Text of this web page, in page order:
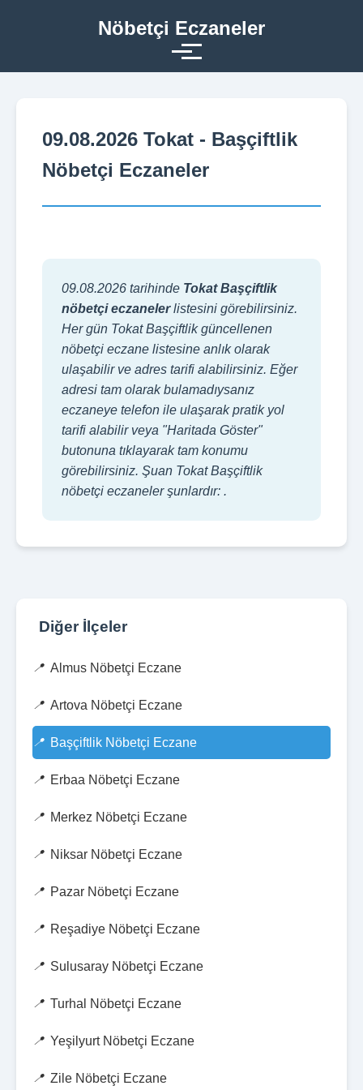
Nöbetçi Eczaneler
09.08.2026 Tokat - Başçiftlik
Nöbetçi Eczaneler
09.08.2026 tarihinde Tokat Başçiftlik
nöbetçi eczanelerlistesini görebilirsiniz.
Her gün Tokat Başçiftlik güncellenen
nöbetçi eczane listesine anlık olarak
ulaşabilir ve adres tarifi alabilirsiniz. Eğer
adresi tam olarak bulamadıysanız
eczaneye telefon ile ulaşarak pratik yol
tarifi alabilir veya "Haritada Göster"
butonuna tıklayarak tam konumu
görebilirsiniz. Şuan Tokat Başçiftlik
nöbetçi eczaneler şunlardır: .
Diğer İlçeler
Almus Nöbetçi Eczane
Artova Nöbetçi Eczane
Başçiftlik Nöbetçi Eczane
Erbaa Nöbetçi Eczane
Merkez Nöbetçi Eczane
Niksar Nöbetçi Eczane
Pazar Nöbetçi Eczane
Reşadiye Nöbetçi Eczane
Sulusaray Nöbetçi Eczane
Turhal Nöbetçi Eczane
Yeşilyurt Nöbetçi Eczane
Zile Nöbetçi Eczane